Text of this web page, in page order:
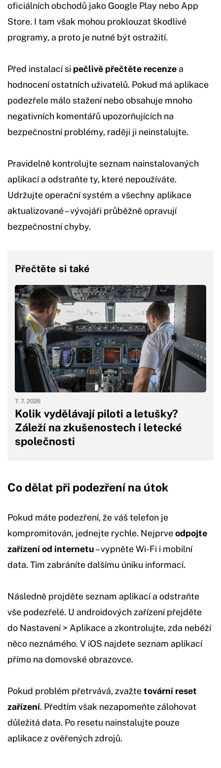
oficiálních obchodů jako Google Play nebo App
Store. I tam však mohou proklouzat škodlivé
programy, a proto je nutné být ostražití.
Před instalací si pečlivě přečtěte recenze a
hodnocení ostatních uživatelů. Pokud má aplikace
podezřele málo stažení nebo obsahuje mnoho
negativních komentářů upozorňujících na
bezpečnostní problémy, raději ji neinstalujte.
Pravidelně kontrolujte seznam nainstalovaných
aplikací a odstraňte ty, které nepoužíváte.
Udržujte operační systém a všechny aplikace
aktualizované – vývojáři průběžně opravují
bezpečnostní chyby.
Přečtěte si také
Kolik vydělávají piloti a letušky?
Záleží na zkušenostech i letecké
společnosti
7. 7. 2026
Co dělat při podezření na útok
Pokud máte podezření, že váš telefon je
kompromitován, jednejte rychle. Nejprveodpojte
zařízení od internetu– vypněte Wi-Fi i mobilní
data. Tím zabráníte dalšímu úniku informací.
Následně projděte seznam aplikací a odstraňte
vše podezřelé. U androidových zařízení přejděte
do Nastavení > Aplikace a zkontrolujte, zda neběží
něco neznámého. V iOS najdete seznam aplikací
přímo na domovské obrazovce.
Pokud problém přetrvává, zvažtetovární reset
zařízení. Předtím však nezapomeňte zálohovat
důležitá data. Po resetu nainstalujte pouze
aplikace z ověřených zdrojů.